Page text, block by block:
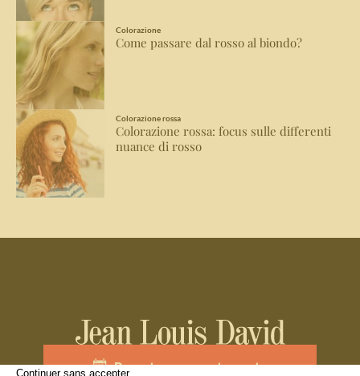
Colorazione
Come passare dal rosso al biondo?
Colorazione rossa
Colorazione rossa: focus sulle differenti
nuance di rosso
Prenota un appuntamento